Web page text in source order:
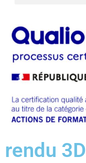
rendu 3D